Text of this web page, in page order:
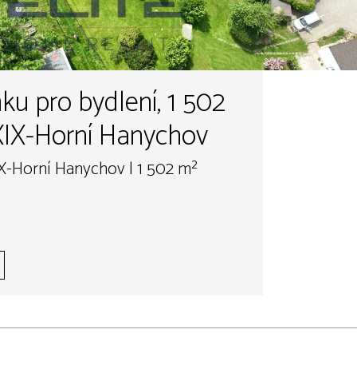
pro bydlení, 1 502
Horní Hanychov
Horní Hanychov | 1 502 m²